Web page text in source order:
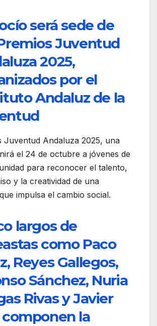
será sede de
Juventud
2025,
por el
Andaluz de la
Juventud Andaluza 2025, una
el 24 de octubre a jóvenes de
para reconocer el talento,
y la creatividad de una
impulsa el cambio social.
largos de
como Paco
Reyes Gallegos,
Sánchez, Nuria
Rivas y Javier
la